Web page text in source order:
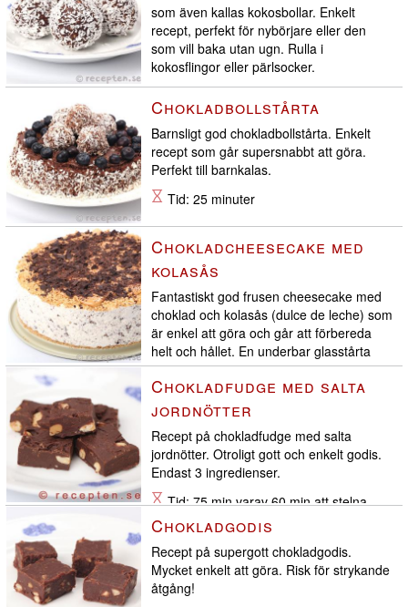
som även kallas kokosbollar. Enkelt
recept, perfekt för nybörjare eller den
som vill baka utan ugn. Rulla i
kokosflingor eller pärlsocker.
Chokladbollstårta
Barnsligt god chokladbollstårta. Enkelt
recept som går supersnabbt att göra.
Perfekt till barnkalas.
Tid: 25 minuter
Chokladcheesecake med
kolasås
Fantastiskt god frusen cheesecake med
choklad och kolasås (dulce de leche) som
är enkel att göra och går att förbereda
helt och hållet. En underbar glasstårta
som imponerar på gästerna.
Tid: 1 timme + minst 6 timmar i frysen
Chokladfudge med salta
jordnötter
Recept på chokladfudge med salta
jordnötter. Otroligt gott och enkelt godis.
Endast 3 ingredienser.
Tid: 75 min varav 60 min att stelna
Chokladgodis
Recept på supergott chokladgodis.
Mycket enkelt att göra. Risk för strykande
åtgång!